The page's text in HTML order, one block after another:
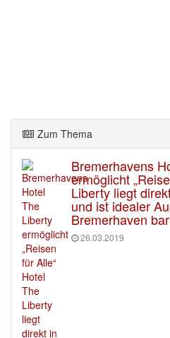
Zum Thema
Bremerhavens
ermöglicht
Liberty liegt
und ist idealer
Bremerhaven
26.03.2019